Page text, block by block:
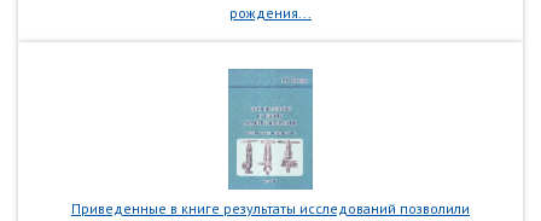
рождения...
Приведенные в книге результаты исследований позволили